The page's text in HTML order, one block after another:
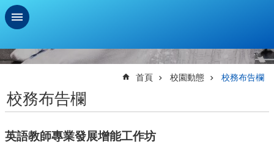
跳到主要內容區塊
階
學
扶
首頁 校園動態 校務布告欄
校務布告欄
英語教師專業發展增能工作坊